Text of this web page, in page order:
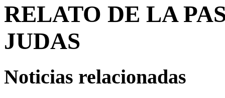
RELATO DE LA
JUDAS
Noticias relacionadas